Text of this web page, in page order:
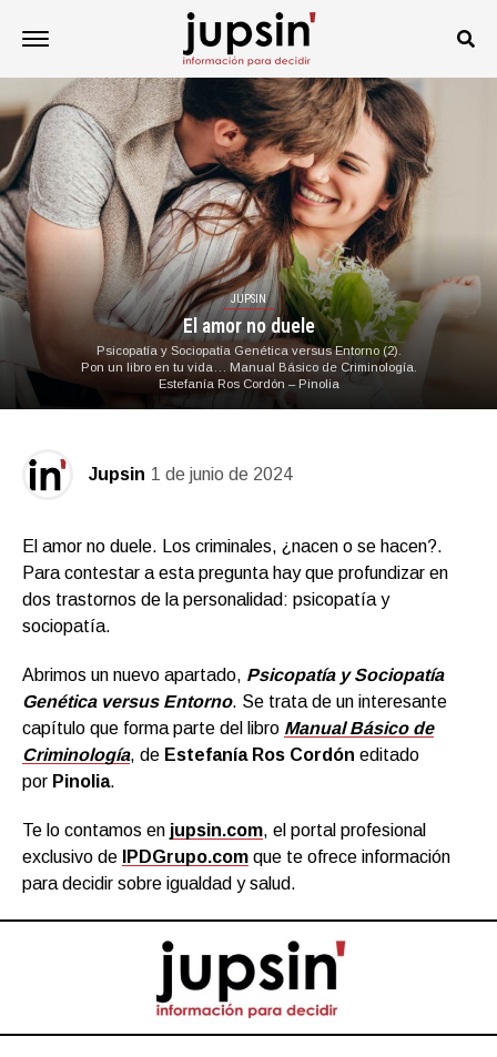
JUPSIN
El amor no duele
Psicopatía y Sociopatía Genética versus Entorno (2).
Pon un libro en tu vida… Manual Básico de Criminología.
Estefanía Ros Cordón – Pinolia
Jupsin 1 de junio de 2024
El amor no duele. Los criminales, ¿nacen o se hacen?.
Para contestar a esta pregunta hay que profundizar en
dos trastornos de la personalidad: psicopatía y
sociopatía.
Abrimos un nuevo apartado, Psicopatía y Sociopatía
Genética versus Entorno. Se trata de un interesante
capítulo que forma parte del libro Manual Básico de
Criminología, de Estefanía Ros Cordón editado
por Pinolia.
Te lo contamos en jupsin.com, el portal profesional
exclusivo de
IPDGrupo.com que te ofrece información
para decidir sobre igualdad y salud.